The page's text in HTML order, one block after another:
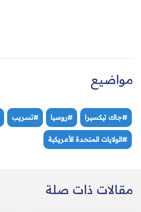
مواضيع
#جاك تيكسيرا #روسيا #تسريب
#الولايات المتحدة الأمريكية
مقالات ذات صلة